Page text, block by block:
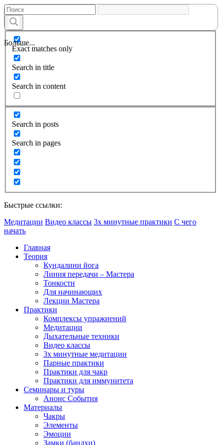
Больше...
Exact matches only
Search in title
Search in content
Search in posts
Search in pages
Быстрые ссылки:
Медитации Видео классы 3х минутные практики С чего
начать
Главная
Теория
Кундалини йога
Линия передачи – Мастера
Тонкости
Для начинающих
Лекции Мастера
Практики
Комплексы упражнений
Медитации
Дыхательные техники
Видео классы
3х минутные медитации
Парные практики
Практики для чакр
Практики для иммунитета
Семинары и туры
Анонс События
Материалы
Чакры
Элементы
Эмоции
Замки (бандхи)